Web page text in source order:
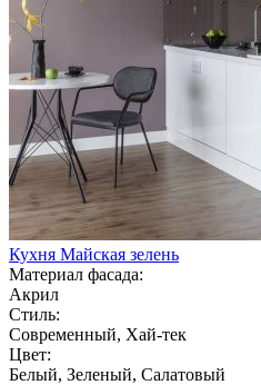
Кухня Майская зелень
Материал фасада:
Акрил
Стиль:
Современный, Хай-тек
Цвет:
Белый, Зеленый, Салатовый